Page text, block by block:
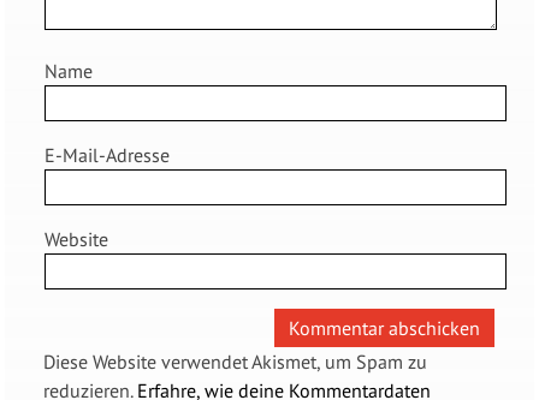
Name
E-Mail-Adresse
Website
Diese Website verwendet Akismet, um Spam zu
reduzieren. Erfahre, wie deine Kommentardaten